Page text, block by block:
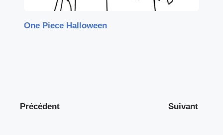
One Piece Halloween
Précédent Suivant